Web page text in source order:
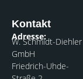
Kontakt
Adresse:
W. Schmidt-Diehler
GmbH
Friedrich-Uhde-